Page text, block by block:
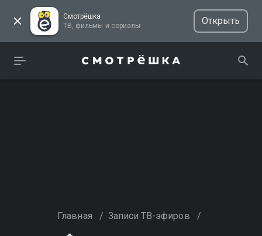
Смотрёшка
ТВ, фильмы и сериалы
Открыть
Главная / Записи ТВ-эфиров /